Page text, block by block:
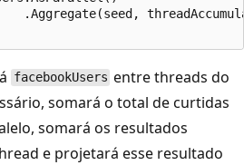
.Aggregate(seed,
facebookUsers entre threads do
somará o total de curtidas
somará os resultados
e projetará esse resultado